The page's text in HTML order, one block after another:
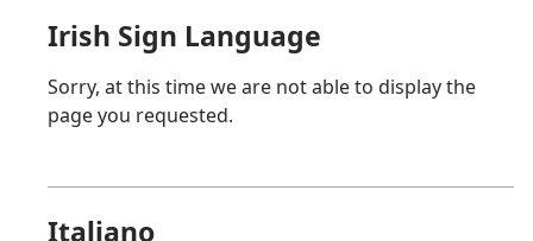
Irish Sign Language
Sorry, at this time we are not able to display the
page you requested.
Italiano